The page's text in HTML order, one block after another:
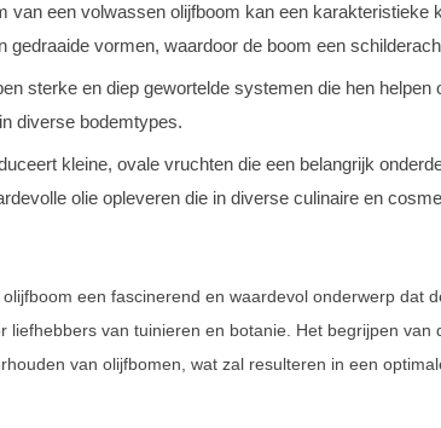
van een volwassen olijfboom kan een karakteristieke
gedraaide vormen, waardoor de boom een
sterke en diep gewortelde systemen die hen
diverse bodemtypes.
kleine, ovale vruchten die een belangrijk
olie opleveren die in diverse culinaire en
een fascinerend en waardevol onderwerp dat
liefhebbers van tuinieren en botanie. Het begrijpen van
van olijfbomen, wat zal resulteren in een